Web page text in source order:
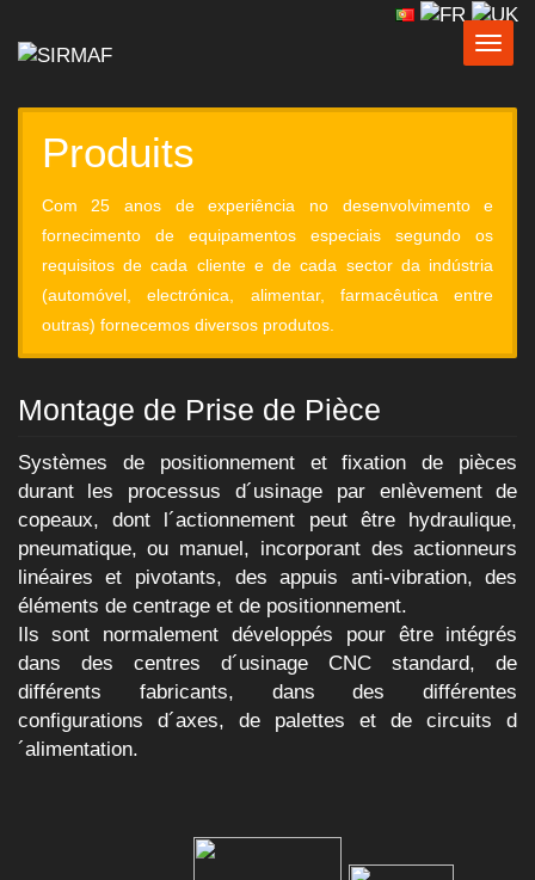
Produits
Com 25 anos de experiência no desenvolvimento e
fornecimento de equipamentos especiais segundo os
requisitos de cada cliente e de cada sector da indústria
(automóvel, electrónica, alimentar, farmacêutica entre
outras) fornecemos diversos produtos.
Montage de Prise de Pièce
Systèmes de positionnement et fixation de pièces
durant les processus d´usinage par enlèvement de
copeaux, dont l´actionnement peut être hydraulique,
pneumatique, ou manuel, incorporant des actionneurs
linéaires et pivotants, des appuis anti-vibration, des
éléments de centrage et de positionnement.
Ils sont normalement développés pour être intégrés
dans des centres d´usinage CNC standard, de
différents fabricants, dans des différentes
configurations d´axes, de palettes et de circuits d
´alimentation.